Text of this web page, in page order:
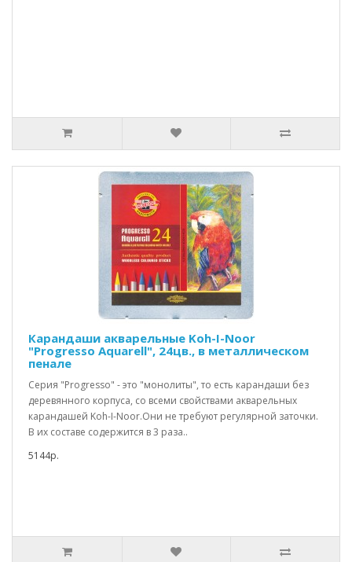
Карандаши акварельные Koh-I-Noor
"Progresso Aquarell", 24цв., в металлическом
пенале
Серия "Progresso" - это "монолиты", то есть карандаши без
деревянного корпуса, со всеми свойствами акварельных
карандашей Koh-I-Noor.Они не требуют регулярной заточки.
В их составе содержится в 3 раза..
5144р.